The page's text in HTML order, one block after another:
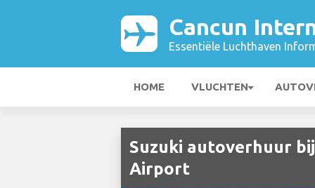
Cancun
Essentiële Luchthaven
HOME VLUCHTEN
Suzuki autoverhuur
Airport